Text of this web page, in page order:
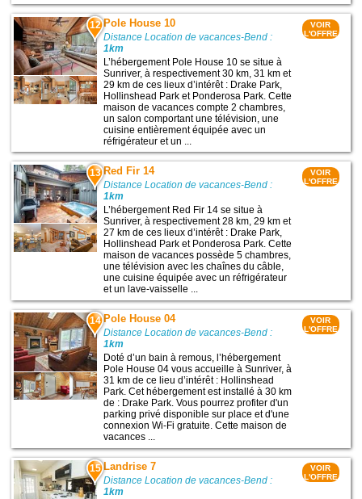
12 Pole House 10
Distance Location de vacances-Bend :
1km
L’hébergement Pole House 10 se situe à
Sunriver, à respectivement 30 km, 31 km et
29 km de ces lieux d’intérêt : Drake Park,
Hollinshead Park et Ponderosa Park. Cette
maison de vacances compte 2 chambres,
un salon comportant une télévision, une
cuisine entièrement équipée avec un
réfrigérateur et un ...
VOIR
L'OFFRE
13 Red Fir 14
Distance Location de vacances-Bend :
1km
L’hébergement Red Fir 14 se situe à
Sunriver, à respectivement 28 km, 29 km et
27 km de ces lieux d’intérêt : Drake Park,
Hollinshead Park et Ponderosa Park. Cette
maison de vacances possède 5 chambres,
une télévision avec les chaînes du câble,
une cuisine équipée avec un réfrigérateur
et un lave-vaisselle ...
VOIR
L'OFFRE
14 Pole House 04
Distance Location de vacances-Bend :
1km
Doté d’un bain à remous, l’hébergement
Pole House 04 vous accueille à Sunriver, à
31 km de ce lieu d’intérêt : Hollinshead
Park. Cet hébergement est installé à 30 km
de : Drake Park. Vous pourrez profiter d'un
parking privé disponible sur place et d'une
connexion Wi-Fi gratuite. Cette maison de
vacances ...
VOIR
L'OFFRE
15 Landrise 7
Distance Location de vacances-Bend :
1km
VOIR
L'OFFRE